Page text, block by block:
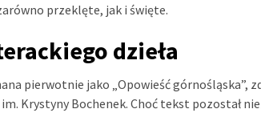
przeklęte, jak i święte.
dzieła
pierwotnie jako „Opowieść górnośląska”,
Krystyny Bochenek. Choć tekst pozostał